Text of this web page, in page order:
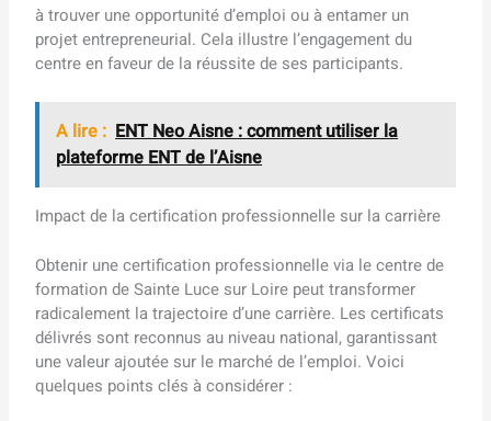
à trouver une opportunité d’emploi ou à entamer un
projet entrepreneurial. Cela illustre l’engagement du
centre en faveur de la réussite de ses participants.
A lire : ENT Neo Aisne : comment utiliser la
plateforme ENT de l’Aisne
Impact de la certification professionnelle sur la carrière
Obtenir une certification professionnelle via le centre de
formation de Sainte Luce sur Loire peut transformer
radicalement la trajectoire d’une carrière. Les certificats
délivrés sont reconnus au niveau national, garantissant
une valeur ajoutée sur le marché de l’emploi. Voici
quelques points clés à considérer :